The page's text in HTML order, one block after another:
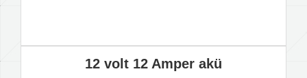
12 volt 12 Amper akü